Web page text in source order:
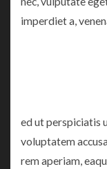
imperdiet a,
ed ut perspiciatis
voluptatem
rem aperiam,